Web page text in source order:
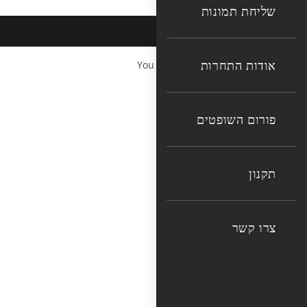
שליחת תמונות
אודות התחרות
פורום השופטים
תקנון
צרו קשר
You cannot copy content of this page